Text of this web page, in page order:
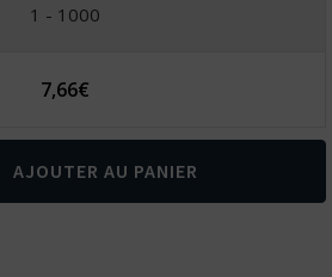
1 - 1000
7,66€
AJOUTER AU PANIER